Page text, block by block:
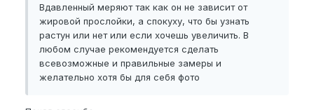
Вдавленный меряют так как он не зависит от
жировой прослойки, а спокуху, что бы узнать
растун или нет или если хочешь увеличить. В
любом случае рекомендуется сделать
всевозможные и правильные замеры и
желательно хотя бы для себя фото